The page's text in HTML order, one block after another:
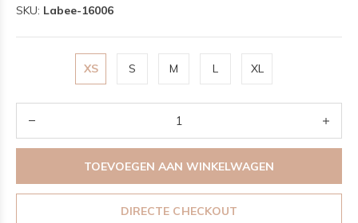
SKU: Labee-16006
XS S M L XL
TOEVOEGEN AAN WINKELWAGEN
DIRECTE CHECKOUT